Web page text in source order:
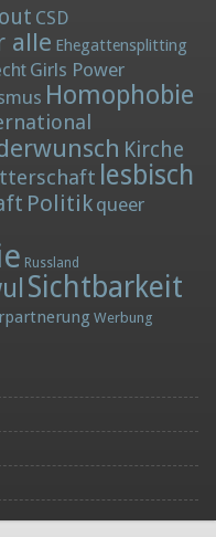
CSD
alle Ehegattensplitting
Girls Power
Homophobie
Kirche
lesbisch
Politik queer
Russland
Sichtbarkeit
Werbung